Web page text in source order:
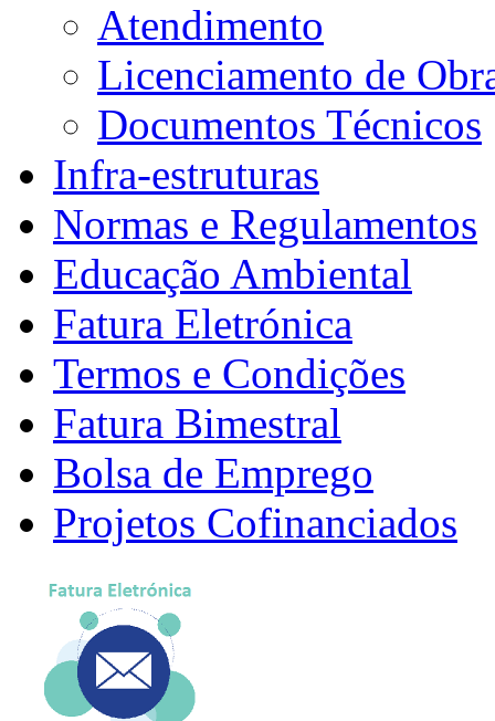
Atendimento
Licenciamento de
Documentos Técnicos
Infra-estruturas
Normas e Regulamentos
Educação Ambiental
Fatura Eletrónica
Termos e Condições
Fatura Bimestral
Bolsa de Emprego
Projetos Cofinanciados